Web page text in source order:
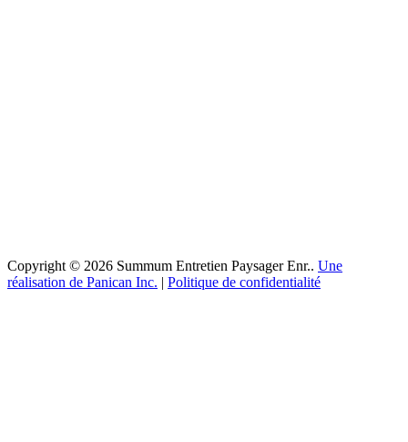
Copyright © 2026 Summum Entretien Paysager Enr.. Une
réalisation de Panican Inc. | Politique de confidentialité